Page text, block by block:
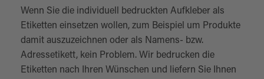
Wenn Sie die individuell bedruckten Aufkleber als
Etiketten einsetzen wollen, zum Beispiel um Produkte
damit auszuzeichnen oder als Namens- bzw.
Adressetikett, kein Problem. Wir bedrucken die
Etiketten nach Ihren Wünschen und liefern Sie Ihnen